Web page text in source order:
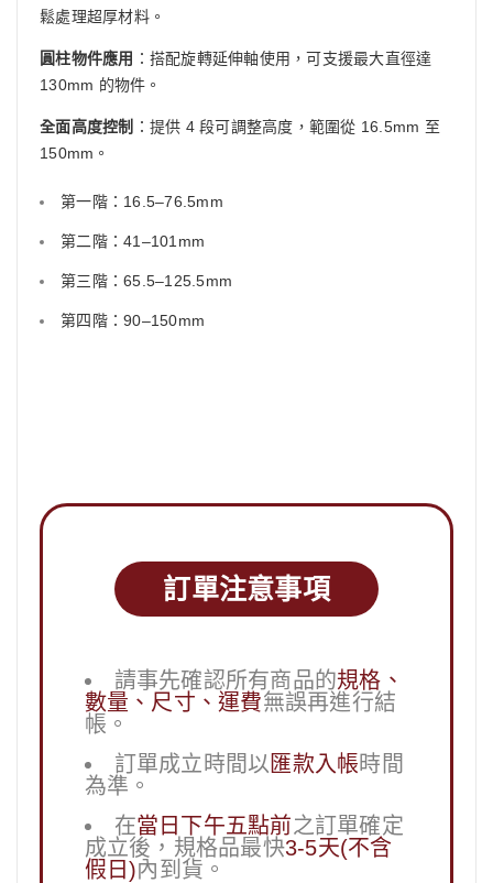
鬆處理超厚材料。
圓柱物件應用 ：搭配旋轉延伸軸使用，可支援最大直徑達
130mm 的物件。
全面高度控制
：提供 4 段可調整高度，範圍從 16.5mm 至
150mm。
第一階：16.5–76.5mm
第二階：41–101mm
第三階：65.5–125.5mm
第四階：90–150mm
訂單注意事項
請事先確認所有商品的規格、
數量、尺寸、運費無誤再進行結
帳。
訂單成立時間以 匯款入帳時間
為準。
在當日下午五點前之訂單確定
成立後，規格品最快3-5天(不含
假日)內到貨。